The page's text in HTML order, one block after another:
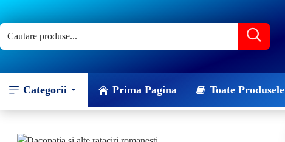
Categorii Prima Pagina Toate Produsele